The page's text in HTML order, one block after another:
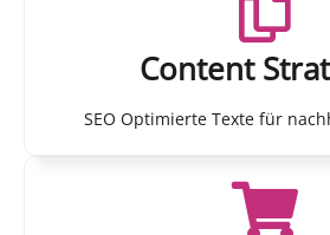
Content
SEO Optimierte Texte für